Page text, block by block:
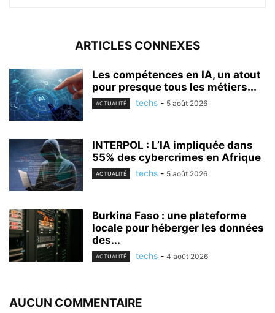
ARTICLES CONNEXES
Les compétences en IA, un atout
pour presque tous les métiers...
ACTUALITÉ techs - 5 août 2026
INTERPOL : L’IA impliquée dans
55% des cybercrimes en Afrique
ACTUALITÉ techs - 5 août 2026
Burkina Faso : une plateforme
locale pour héberger les données
des...
ACTUALITÉ techs - 4 août 2026
AUCUN COMMENTAIRE